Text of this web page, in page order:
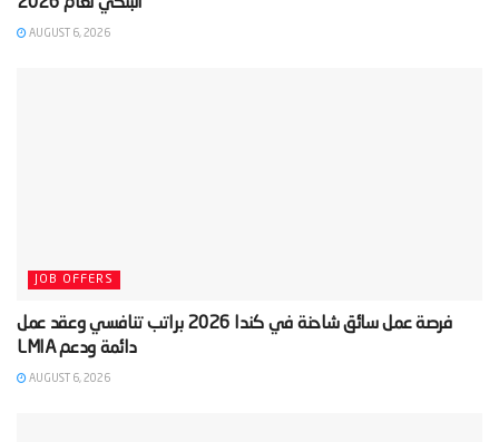
AUGUST 6, 2026
JOB OFFERS
‫فرصة عمل سائق شاحنة في كندا 2026 براتب تنافسي وعقد عمل
دائمة ودعم LMIA‬
AUGUST 6, 2026